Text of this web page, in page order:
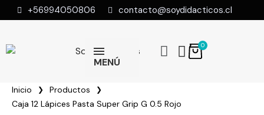
+56994050806 contacto@soydidacticos.cl
MENÚ
Inicio
Productos
Caja 12 Lápices Pasta Super Grip G 0.5 Rojo